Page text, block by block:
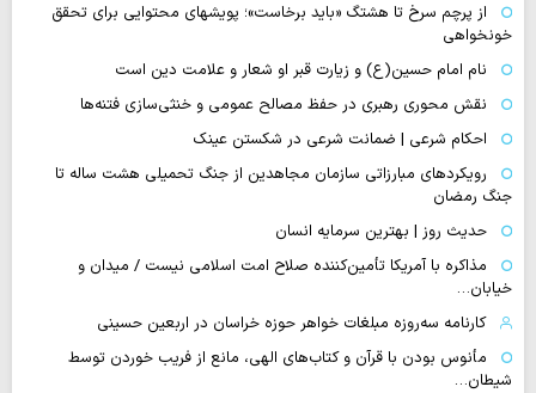
از پرچم سرخ تا هشتگ «باید برخاست»؛ پویشهای محتوایی برای تحقق
خونخواهی
نام امام حسین(ع) و زیارت قبر او شعار و علامت دین است
نقش محوری رهبری در حفظ مصالح عمومی و خنثی‌سازی فتنه‌ها
احکام شرعی | ضمانت شرعی در شکستن عینک
رویکردهای مبارزاتی سازمان مجاهدین از جنگ تحمیلی هشت ساله تا
جنگ رمضان
حدیث روز | بهترین سرمایه انسان
مذاکره با آمریکا تأمین‌کننده صلاح امت اسلامی نیست / میدان و
خیابان…
کارنامه سه‌روزه مبلغات خواهر حوزه خراسان در اربعین حسینی
مأنوس بودن با قرآن و کتاب‌های الهی، مانع از فریب خوردن توسط
شیطان…